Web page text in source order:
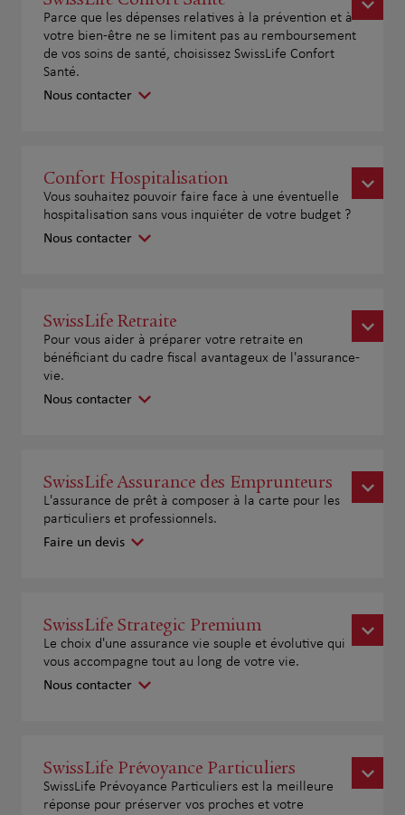
Parce que les dépenses relatives à la prévention et à
votre bien-être ne se limitent pas au remboursement
de vos soins de santé, choisissez SwissLife Confort
Santé.
Nous contacter
Confort Hospitalisation
Vous souhaitez pouvoir faire face à une éventuelle
hospitalisation sans vous inquiéter de votre budget ?
Nous contacter
SwissLife Retraite
Pour vous aider à préparer votre retraite en
bénéficiant du cadre fiscal avantageux de l'assurance-
vie.
Nous contacter
SwissLife Assurance des Emprunteurs
L'assurance de prêt à composer à la carte pour les
particuliers et professionnels.
Faire un devis
SwissLife Strategic Premium
Le choix d'une assurance vie souple et évolutive qui
vous accompagne tout au long de votre vie.
Nous contacter
SwissLife Prévoyance Particuliers
SwissLife Prévoyance Particuliers est la meilleure
réponse pour préserver vos proches et votre